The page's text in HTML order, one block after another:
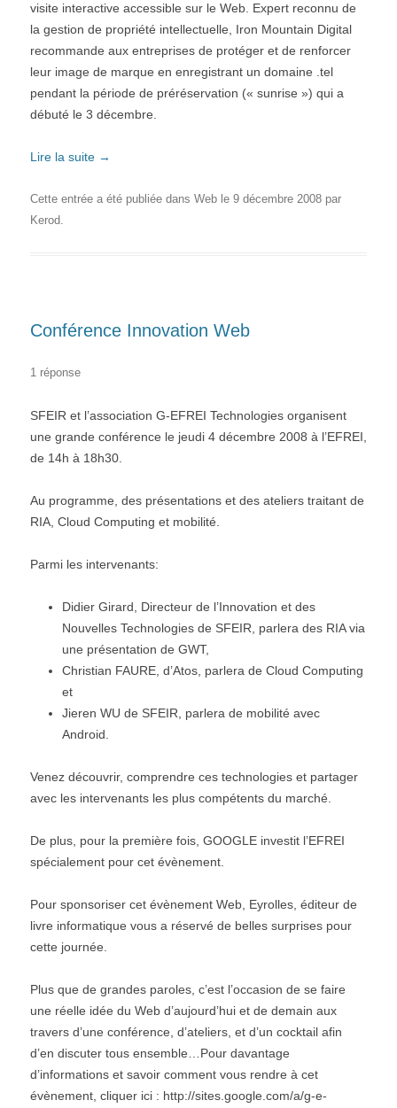
visite interactive accessible sur le Web. Expert reconnu de
la gestion de propriété intellectuelle, Iron Mountain Digital
recommande aux entreprises de protéger et de renforcer
leur image de marque en enregistrant un domaine .tel
pendant la période de préréservation (« sunrise ») qui a
débuté le 3 décembre.
Lire la suite →
Cette entrée a été publiée dans Web le 9 décembre 2008 par
Kerod.
Conférence Innovation Web
1 réponse
SFEIR et l’association G-EFREI Technologies organisent
une grande conférence le jeudi 4 décembre 2008 à l’EFREI,
de 14h à 18h30.
Au programme, des présentations et des ateliers traitant de
RIA, Cloud Computing et mobilité.
Parmi les intervenants:
Didier Girard, Directeur de l’Innovation et des
Nouvelles Technologies de SFEIR, parlera des RIA via
une présentation de GWT,
Christian FAURE, d’Atos, parlera de Cloud Computing
et
Jieren WU de SFEIR, parlera de mobilité avec
Android.
Venez découvrir, comprendre ces technologies et partager
avec les intervenants les plus compétents du marché.
De plus, pour la première fois, GOOGLE investit l’EFREI
spécialement pour cet évènement.
Pour sponsoriser cet évènement Web, Eyrolles, éditeur de
livre informatique vous a réservé de belles surprises pour
cette journée.
Plus que de grandes paroles, c’est l’occasion de se faire
une réelle idée du Web d’aujourd’hui et de demain aux
travers d’une conférence, d’ateliers, et d’un cocktail afin
d’en discuter tous ensemble…Pour davantage
d’informations et savoir comment vous rendre à cet
évènement, cliquer ici : http://sites.google.com/a/g-e-